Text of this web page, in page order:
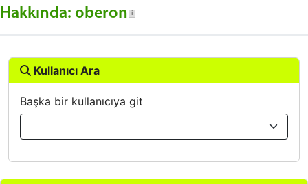
Hakkında: oberon
Kullanıcı Ara
Başka bir kullanıcıya git